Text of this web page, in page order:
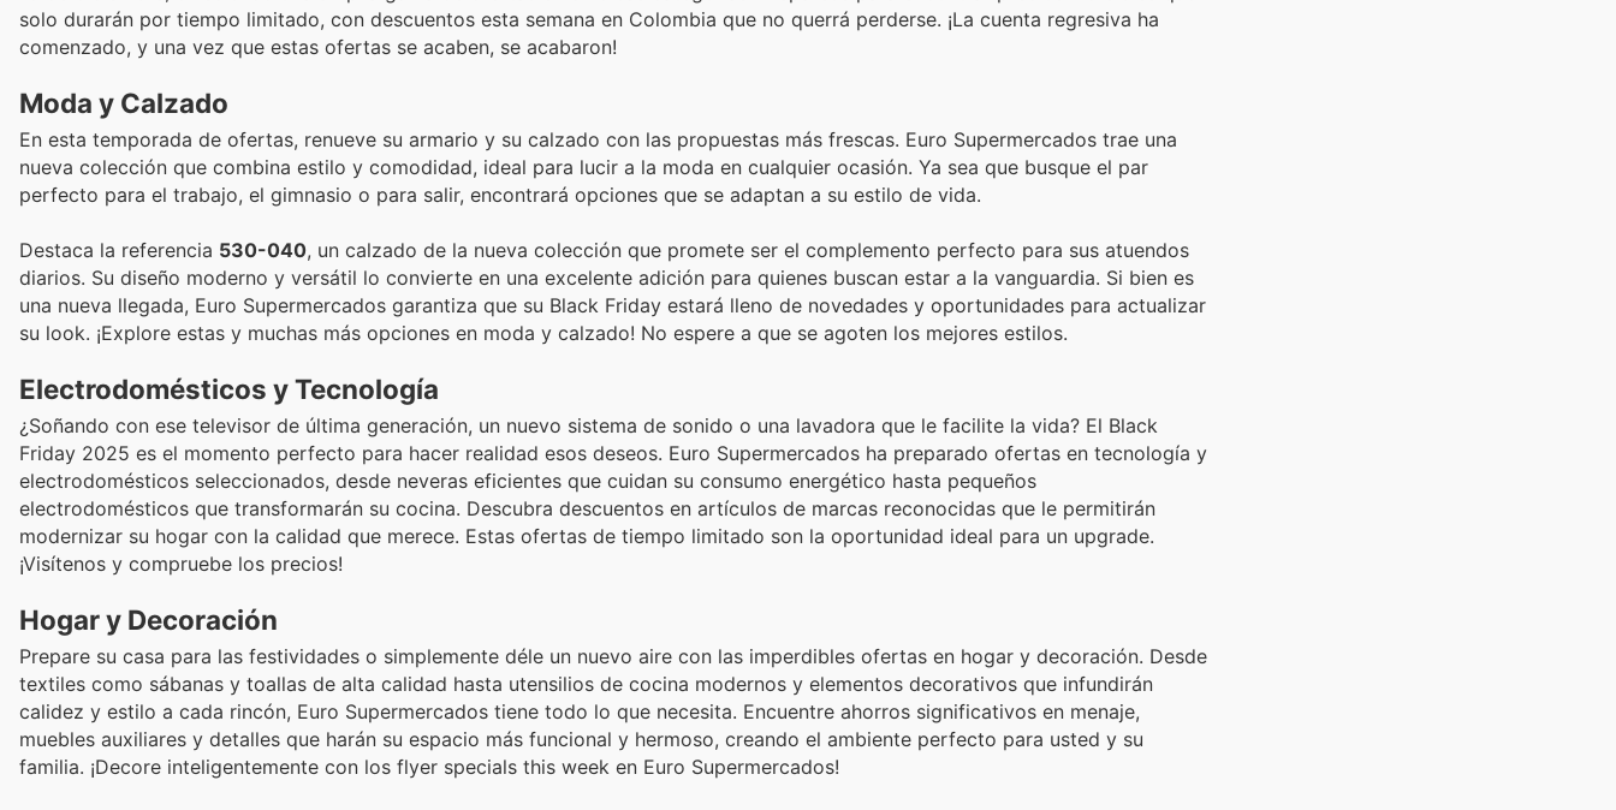
solo durarán por tiempo limitado, con descuentos esta semana en Colombia que no querrá perderse. ¡La cuenta regresiva ha
comenzado, y una vez que estas ofertas se acaben, se acabaron!
Moda y Calzado
En esta temporada de ofertas, renueve su armario y su calzado con las propuestas más frescas. Euro Supermercados trae una
nueva colección que combina estilo y comodidad, ideal para lucir a la moda en cualquier ocasión. Ya sea que busque el par
perfecto para el trabajo, el gimnasio o para salir, encontrará opciones que se adaptan a su estilo de vida.
Destaca la referencia 530-040, un calzado de la nueva colección que promete ser el complemento perfecto para sus atuendos
diarios. Su diseño moderno y versátil lo convierte en una excelente adición para quienes buscan estar a la vanguardia. Si bien es
una nueva llegada, Euro Supermercados garantiza que su Black Friday estará lleno de novedades y oportunidades para actualizar
su look. ¡Explore estas y muchas más opciones en moda y calzado! No espere a que se agoten los mejores estilos.
Electrodomésticos y Tecnología
¿Soñando con ese televisor de última generación, un nuevo sistema de sonido o una lavadora que le facilite la vida? El Black
Friday 2025 es el momento perfecto para hacer realidad esos deseos. Euro Supermercados ha preparado ofertas en tecnología y
electrodomésticos seleccionados, desde neveras eficientes que cuidan su consumo energético hasta pequeños
electrodomésticos que transformarán su cocina. Descubra descuentos en artículos de marcas reconocidas que le permitirán
modernizar su hogar con la calidad que merece. Estas ofertas de tiempo limitado son la oportunidad ideal para un upgrade.
¡Visítenos y compruebe los precios!
Hogar y Decoración
Prepare su casa para las festividades o simplemente déle un nuevo aire con las imperdibles ofertas en hogar y decoración. Desde
textiles como sábanas y toallas de alta calidad hasta utensilios de cocina modernos y elementos decorativos que infundirán
calidez y estilo a cada rincón, Euro Supermercados tiene todo lo que necesita. Encuentre ahorros significativos en menaje,
muebles auxiliares y detalles que harán su espacio más funcional y hermoso, creando el ambiente perfecto para usted y su
familia. ¡Decore inteligentemente con los flyer specials this week en Euro Supermercados!